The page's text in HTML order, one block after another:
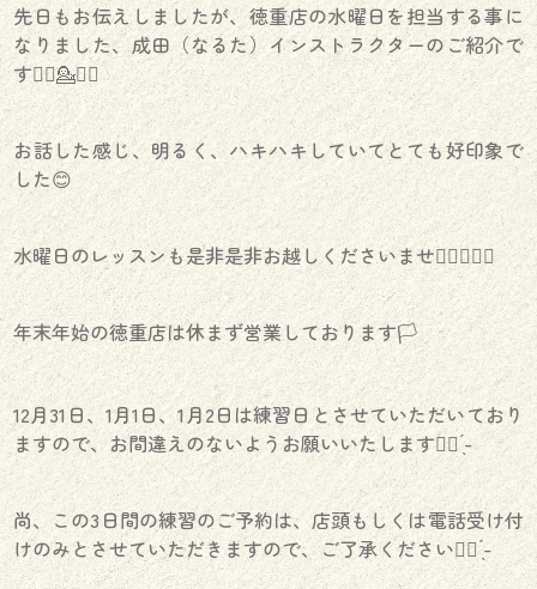
先日もお伝えしましたが、徳重店の水曜日を担当する事に
なりました、成田（なるた）インストラクターのご紹介で
す💁‍♀️💁💁‍♂️
お話した感じ、明るく、ハキハキしていてとても好印象で
した😊
水曜日のレッスンも是非是非お越しくださいませ🙇‍♂️🙇‍♀️⛳️
年末年始の徳重店は休まず営業しております🏳️
12月31日、1月1日、1月2日は練習日とさせていただいており
ますので、お間違えのないようお願いいたします🙇‍♀️ ̖́-
尚、この3日間の練習のご予約は、店頭もしくは電話受け付
けのみとさせていただきますので、ご了承ください🙇‍♀️ ̖́-